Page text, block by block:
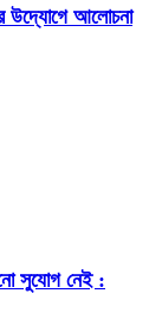
উদ্যোগে আলোচনা
সুযোগ নেই :